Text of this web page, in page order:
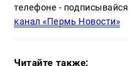
телефоне - подписывайся
канал «Пермь Новости»
Читайте также: